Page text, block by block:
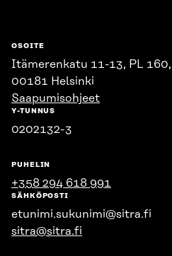
OSOITE
Itämerenkatu 11-13, PL 160,
00181 Helsinki
Saapumisohjeet
Y-TUNNUS
0202132-3
PUHELIN
+358 294 618 991
SÄHKÖPOSTI
etunimi.sukunimi@sitra.fi
sitra@sitra.fi